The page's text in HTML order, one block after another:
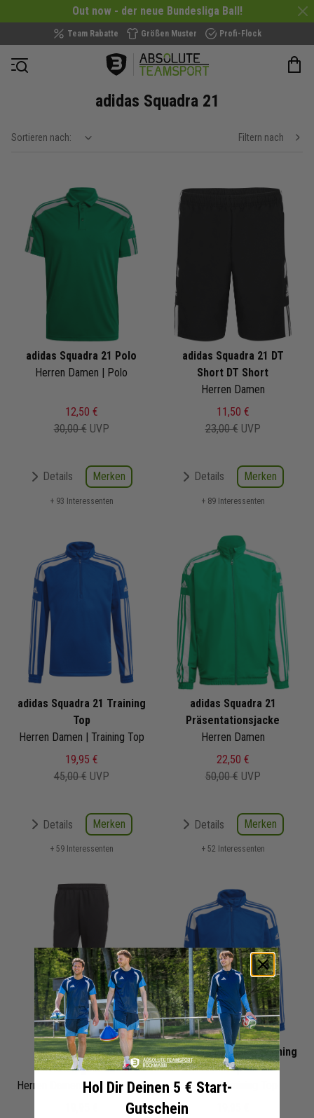
Out now - der neue Bundesliga Ball!
Team Rabatte Größen Muster Profi-Flock
Navigation öffnen
adidas Squadra 21
Sortieren nach: show filteroptions Filtern nach
adidas Squadra 21 Polo
Herren Damen | Polo
12,50 €
30,00 € UVP
Details Merken
+ 93 Interessenten
adidas Squadra 21 DT
Short DT Short
Herren Damen
11,50 €
23,00 € UVP
Details Merken
+ 89 Interessenten
adidas Squadra 21 Training
Top
Herren Damen | Training Top
19,95 €
45,00 € UVP
Details Merken
+ 59 Interessenten
adidas Squadra 21
Präsentationsjacke
Herren Damen
22,50 €
50,00 € UVP
Details Merken
+ 52 Interessenten
adidas Squadra 21
Trainingshose
Herren Damen | Training Pant
adidas Squadra 21 Training
Top
Kinder| Training Top
Hol Dir Deinen 5 € Start-
Gutschein